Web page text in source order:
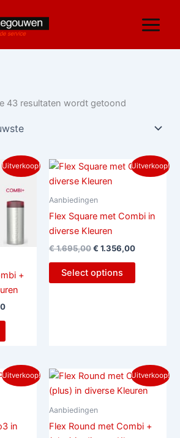
43 resultaten wordt getoond
nieuwste
Uitverkoop!
+
Huidige
prijs
€ 1.356,00.
Uitverkoop!
Aanbiedingen
Flex Square met Combi in
diverse Kleuren
€1.695,00
Oorspronkelijke
prijs
was:
€ 1.356,00
Huidige
prijs
Select options
Uitverkoop!
in
Huidige
prijs
Uitverkoop!
Aanbiedingen
Flex Round met Combi +
Oorspronkelijke
was:
Huidige
prijs
is: